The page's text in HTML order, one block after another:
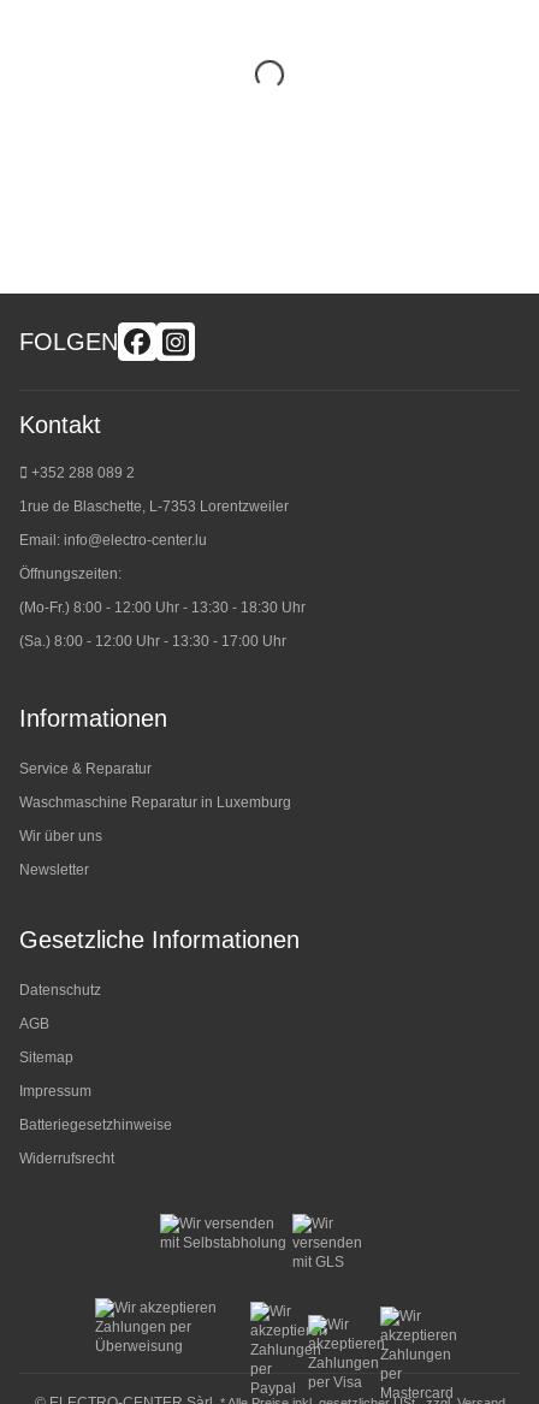
FOLGEN
Kontakt
+352 288 089 2
1rue de Blaschette, L-7353 Lorentzweiler
Email: info@electro-center.lu
Öffnungszeiten:
(Mo-Fr.) 8:00 - 12:00 Uhr - 13:30 - 18:30 Uhr
(Sa.) 8:00 - 12:00 Uhr - 13:30 - 17:00 Uhr
Informationen
Service & Reparatur
Waschmaschine Reparatur in Luxemburg
Wir über uns
Newsletter
Gesetzliche Informationen
Datenschutz
AGB
Sitemap
Impressum
Batteriegesetzhinweise
Widerrufsrecht